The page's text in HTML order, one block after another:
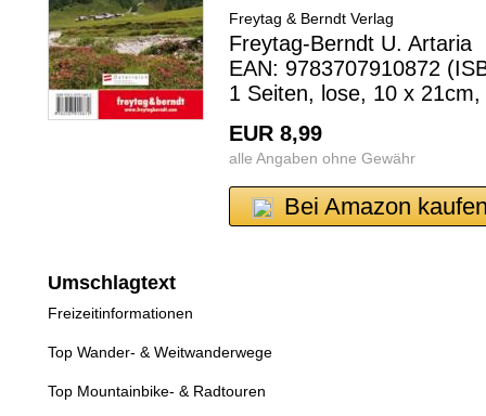
Freytag & Berndt Verlag
Freytag-Berndt U. Artaria
EAN: 9783707910872
1 Seiten, lose, 10 x 21cm,
EUR 8,99
alle Angaben ohne Gewähr
Bei Amazon
Umschlagtext
Freizeitinformationen
Top Wander- & Weitwanderwege
Top Mountainbike- & Radtouren